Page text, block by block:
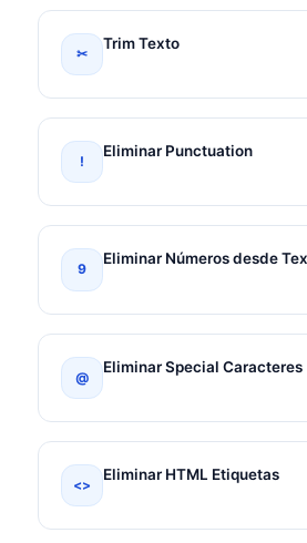
✂
Trim Texto
!
Eliminar Punctuation
9
Eliminar Números desde
@
Eliminar Special Caracteres
<>
Eliminar HTML Etiquetas